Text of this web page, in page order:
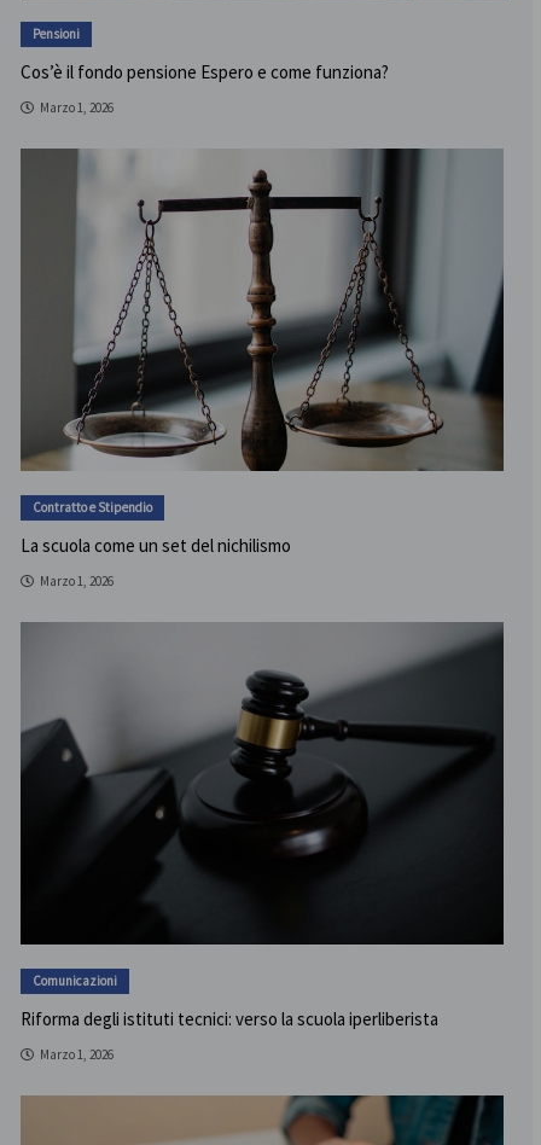
Pensioni
Cos’è il fondo pensione Espero e come funziona?
Marzo 1, 2026
Contratto e Stipendio
La scuola come un set del nichilismo
Marzo 1, 2026
Comunicazioni
Riforma degli istituti tecnici: verso la scuola iperliberista
Marzo 1, 2026